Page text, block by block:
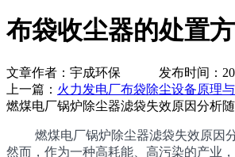
布袋收尘器的处置
文章作者：宇成环保 发布时间：
上一篇： 火力发电厂布袋除尘设备原理
燃煤电厂锅炉除尘器滤袋失效原因分析
燃煤电厂锅炉除尘器滤袋失效原因分
然而，作为一种高耗能、高污染的产业